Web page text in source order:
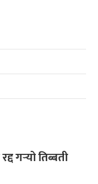
गर्‍यो तिब्बती